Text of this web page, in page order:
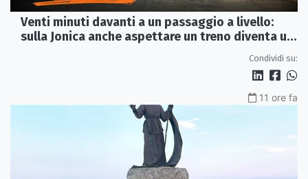
Venti minuti davanti a un passaggio a livello:
sulla Jonica anche aspettare un treno diventa un
Condividi su:
11 ore fa